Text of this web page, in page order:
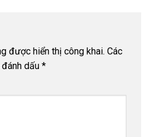
được hiển thị công khai. Các
dấu *